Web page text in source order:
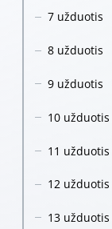
7 užduotis
8 užduotis
9 užduotis
10 užduotis
11 užduotis
12 užduotis
13 užduotis